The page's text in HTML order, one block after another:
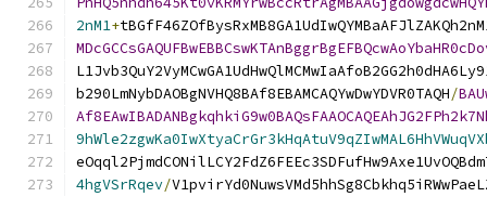
2nM1+
b290LmNybDAOBgNVHQ8BAf8EBAMCAQYwDwYDVR0TAQH/
4hgVSrRqev/